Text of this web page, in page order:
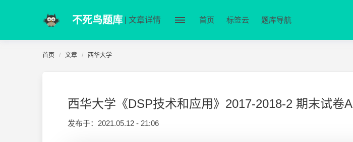
不死鸟题库 | 文章详情 首页 标签云 题库导航
首页 文章 西华大学
西华大学《DSP技术和应用》2017-2018-2 期末试卷A
发布于： 2021.05.12 - 21:06